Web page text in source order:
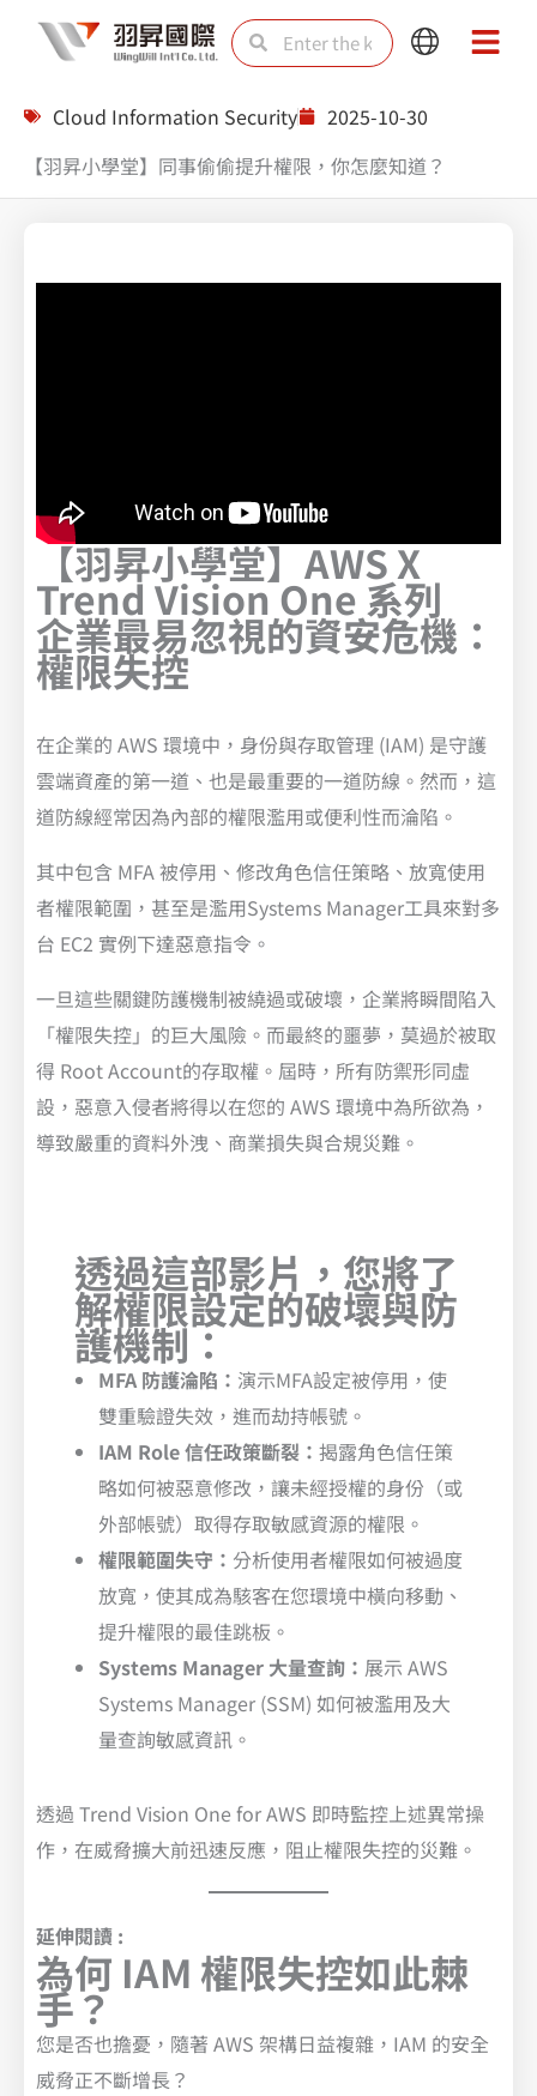
SearchSearch
Main
Main
Cloud Information Security
2025-10-30
【羽昇小學堂】同事偷偷提升權限，你怎麼知道？
【羽昇小學堂】AWS X
Trend Vision One 系列
企業最易忽視的資安危機：
權限失控
在企業的 AWS 環境中，身份與存取管理 (IAM) 是守護
雲端資產的第一道、也是最重要的一道防線。然而，這
道防線經常因為內部的權限濫用或便利性而淪陷。
其中包含 MFA 被停用、修改角色信任策略、放寬使用
者權限範圍，甚至是濫用Systems Manager工具來對多
台 EC2 實例下達惡意指令。
一旦這些關鍵防護機制被繞過或破壞，企業將瞬間陷入
「權限失控」的巨大風險。而最終的噩夢，莫過於被取
得 Root Account的存取權。屆時，所有防禦形同虛
設，惡意入侵者將得以在您的 AWS 環境中為所欲為，
導致嚴重的資料外洩、商業損失與合規災難。
透過這部影片，您將了
解權限設定的破壞與防
護機制：
MFA 防護淪陷： 演示MFA設定被停用，使
雙重驗證失效，進而劫持帳號。
IAM Role 信任政策斷裂： 揭露角色信任策
略如何被惡意修改，讓未經授權的身份（或
外部帳號）取得存取敏感資源的權限。
權限範圍失守： 分析使用者權限如何被過度
放寬，使其成為駭客在您環境中橫向移動、
提升權限的最佳跳板。
Systems Manager 大量查詢： 展示 AWS
Systems Manager (SSM) 如何被濫用及大
量查詢敏感資訊。
透過 Trend Vision One for AWS 即時監控上述異常操
作，在威脅擴大前迅速反應，阻止權限失控的災難。
延伸閱讀 :
為何 IAM 權限失控如此棘
手？
您是否也擔憂，隨著 AWS 架構日益複雜，IAM 的安全
威脅正不斷增長？